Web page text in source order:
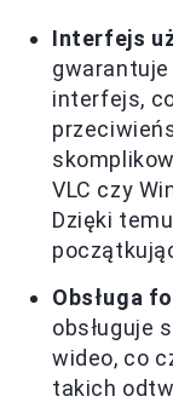
Interfejs
interfejs,
VLC czy
Dzięki
Obsługa
obsługuje
wideo, co
takich